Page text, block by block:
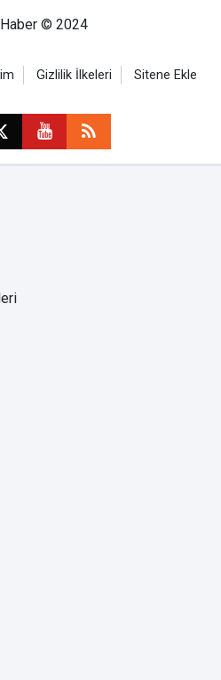
© 2024
Gizlilik İlkeleri Sitene Ekle